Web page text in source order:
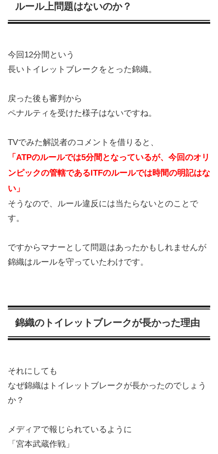
ルール上問題はないのか？
今回12分間という
長いトイレットブレークをとった錦織。
戻った後も審判から
ペナルティを受けた様子はないですね。
TVでみた解説者のコメントを借りると、
「ATPのルールでは5分間となっているが、今回のオリ
ンピックの管轄であるITFのルールでは時間の明記はな
い」
そうなので、ルール違反には当たらないとのことで
す。
ですからマナーとして問題はあったかもしれませんが
錦織はルールを守っていたわけです。
錦織のトイレットブレークが長かった理由
それにしても
なぜ錦織はトイレットブレークが長かったのでしょう
か？
メディアで報じられているように
「宮本武蔵作戦」